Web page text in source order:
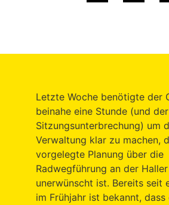
Letzte Woche benötigte der
beinahe eine Stunde (und
Sitzungsunterbrechung) um
Verwaltung klar zu machen,
vorgelegte Planung über die
Radwegführung an der
unerwünscht ist. Bereits seit
im Frühjahr ist bekannt, dass